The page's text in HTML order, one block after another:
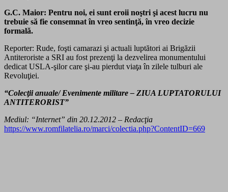
G.C. Maior: Pentru noi, ei sunt eroii noştri şi acest lucru nu
trebuie să fie consemnat în vreo sentinţă, în vreo decizie
formală.
Reporter: Rude, foşti camarazi şi actuali luptători ai Brigăzii
Antiteroriste a SRI au fost prezenţi la dezvelirea monumentului
dedicat USLA-şilor care şi-au pierdut viaţa în zilele tulburi ale
Revoluţiei.
“Colecţii anuale/ Evenimente militare – ZIUA LUPTATORULUI
ANTITERORIST”
Mediul: “Internet” din 20.12.2012 – Redacţia
https://www.romfilatelia.ro/marci/colectia.php?ContentID=669